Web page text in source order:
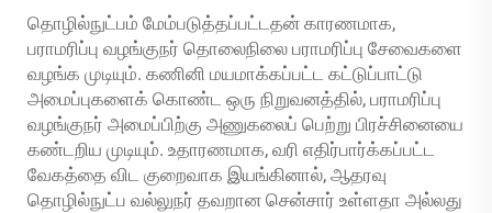
தொழில்நுட்பம் மேம்படுத்தப்பட்டதன் காரணமாக,
பராமரிப்பு வழங்குநர் தொலைநிலை பராமரிப்பு சேவைகளை
வழங்க முடியும். கணினி மயமாக்கப்பட்ட கட்டுப்பாட்டு
அமைப்புகளைக் கொண்ட ஒரு நிறுவனத்தில், பராமரிப்பு
வழங்குநர் அமைப்பிற்கு அணுகலைப் பெற்று பிரச்சினையை
கண்டறிய முடியும். உதாரணமாக, வரி எதிர்பார்க்கப்பட்ட
வேகத்தை விட குறைவாக இயங்கினால், ஆதரவு
தொழில்நுட்ப வல்லுநர் தவறான சென்சார் உள்ளதா அல்லது